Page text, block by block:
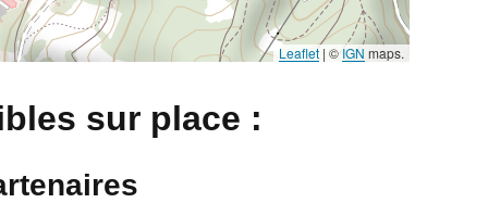
Leaflet | © IGN maps.
sur place :